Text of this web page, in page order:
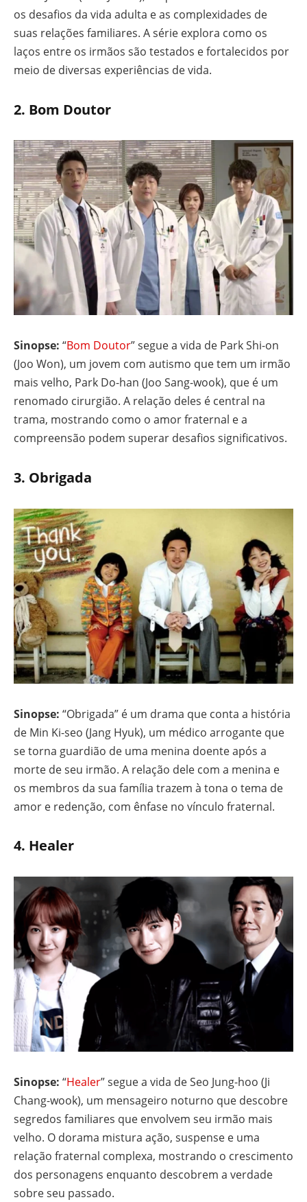
os desafios da vida adulta e as complexidades de
suas relações familiares. A série explora como os
laços entre os irmãos são testados e fortalecidos por
meio de diversas experiências de vida.
2. Bom Doutor
Sinopse: “Bom Doutor” segue a vida de Park Shi-on
(Joo Won), um jovem com autismo que tem um irmão
mais velho, Park Do-han (Joo Sang-wook), que é um
renomado cirurgião. A relação deles é central na
trama, mostrando como o amor fraternal e a
compreensão podem superar desafios significativos.
3. Obrigada
Sinopse: “Obrigada” é um drama que conta a história
de Min Ki-seo (Jang Hyuk), um médico arrogante que
se torna guardião de uma menina doente após a
morte de seu irmão. A relação dele com a menina e
os membros da sua família trazem à tona o tema de
amor e redenção, com ênfase no vínculo fraternal.
4. Healer
Sinopse: “Healer” segue a vida de Seo Jung-hoo (Ji
Chang-wook), um mensageiro noturno que descobre
segredos familiares que envolvem seu irmão mais
velho. O dorama mistura ação, suspense e uma
relação fraternal complexa, mostrando o crescimento
dos personagens enquanto descobrem a verdade
sobre seu passado.